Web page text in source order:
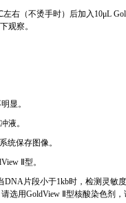
右（不烫手时）后加入 10μL
观察。
显。
液。
统保存图像。
Ⅱ型。
DNA片段小于1kb时，检测灵敏
请选用GoldView
Ⅱ型核酸染色剂